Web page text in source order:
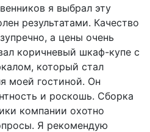
я выбрал эту
результатами. Качество
а цены очень
коричневый шкаф-купе с
который стал
моей гостиной. Он
и роскошь. Сборка
компании охотно
Я рекомендую